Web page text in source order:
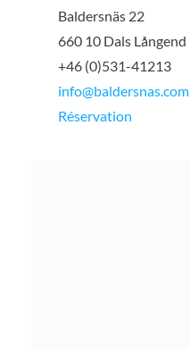
Baldersnäs 22
660 10 Dals Långend
+46 (0)531-41213
info@baldersnas.com
Réservation